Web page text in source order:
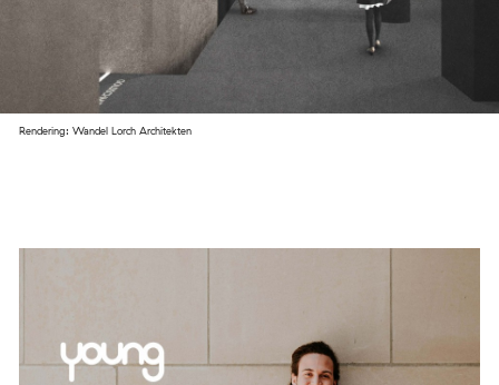
Rendering: Wandel Lorch Architekten